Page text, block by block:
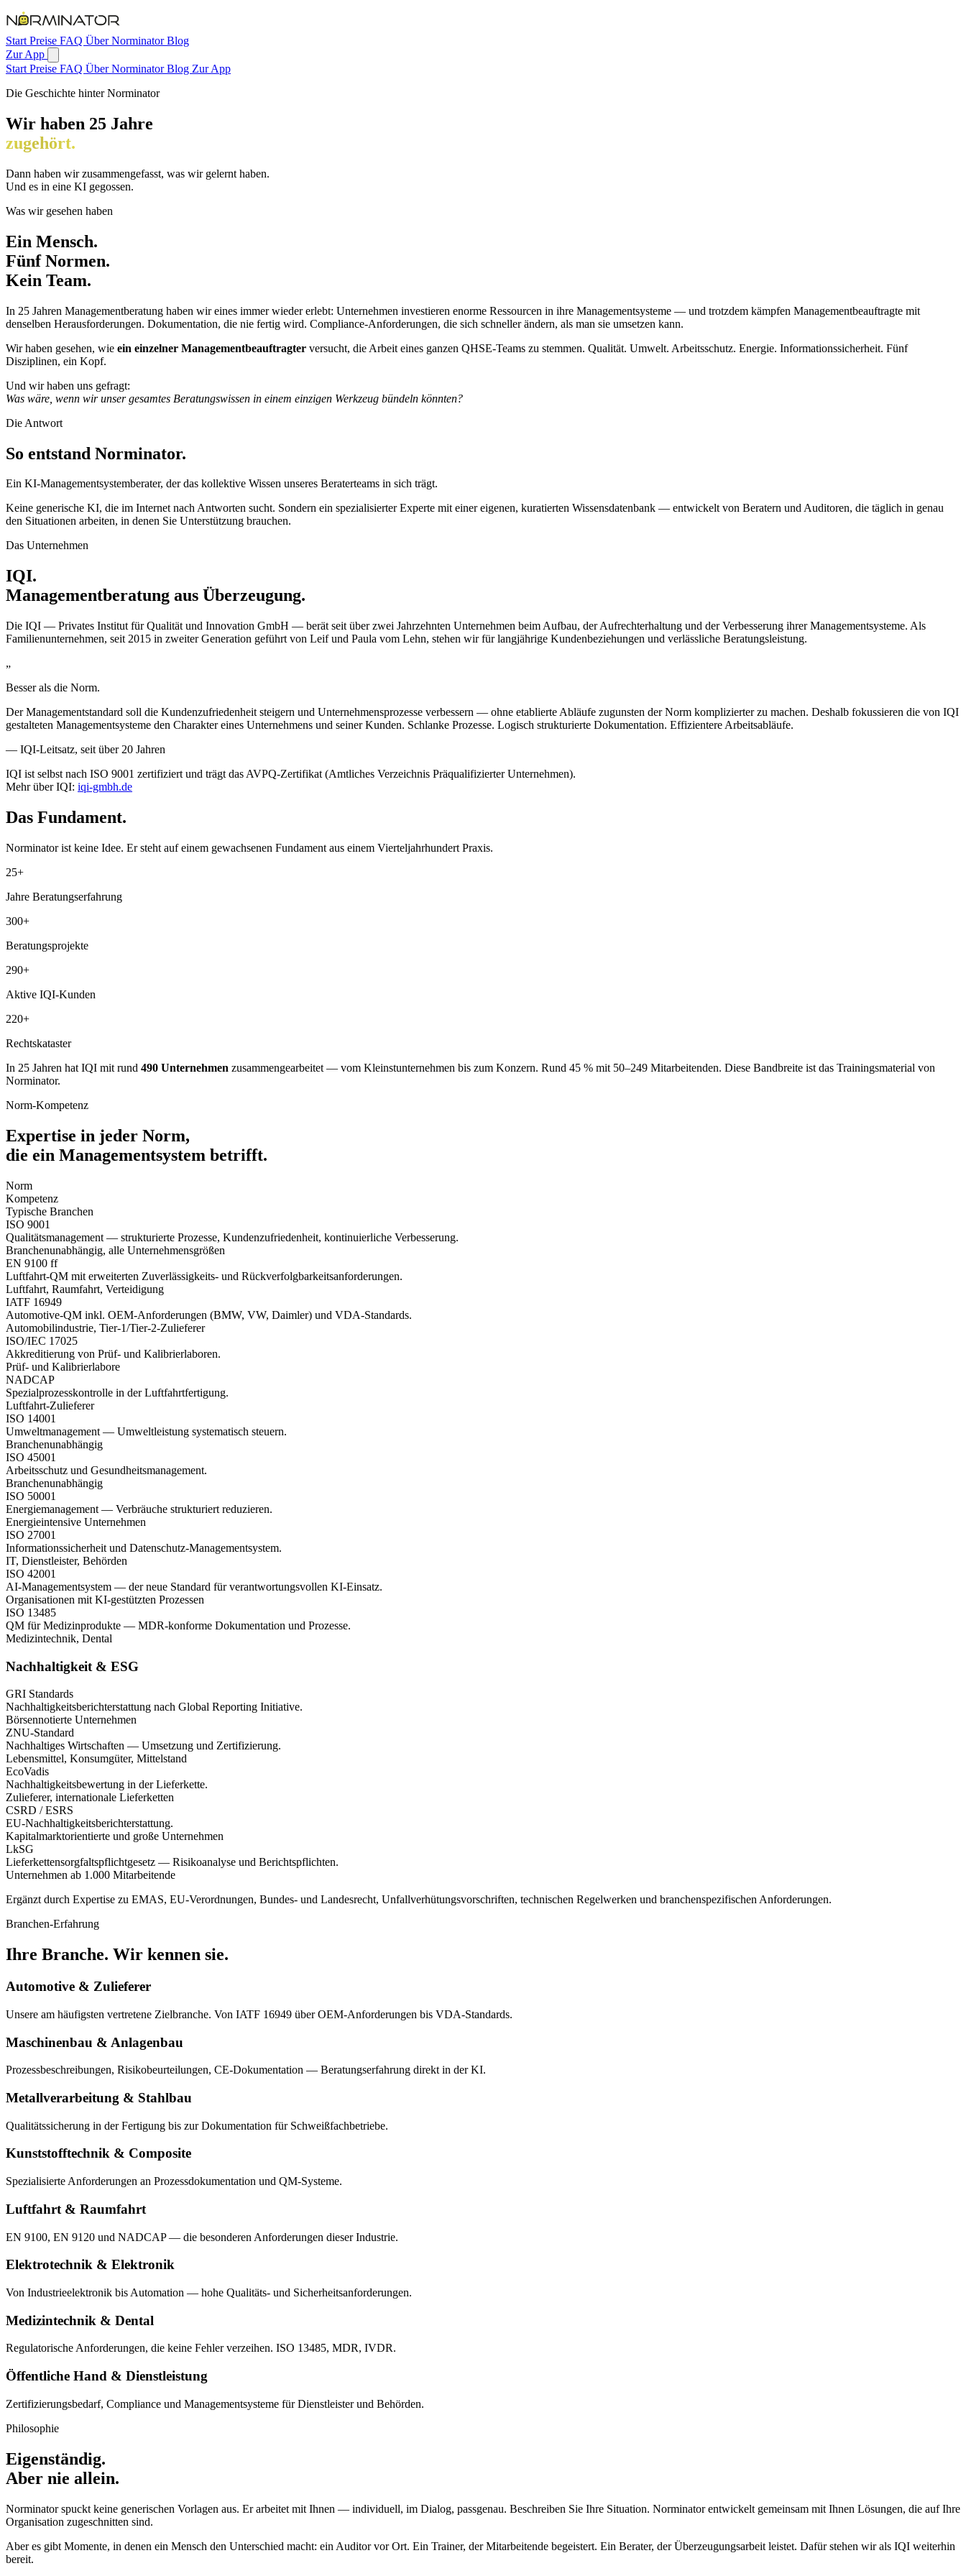
Zum Hauptinhalt springen
Start Preise FAQ Über NorminatorBlog
Zur App
Start Preise FAQ Über NorminatorBlog Zur App
Die Geschichte hinter Norminator
Wir haben 25 Jahre
zugehört.
Dann haben wir zusammengefasst, was wir gelernt haben.
Und es in eine KI gegossen.
Was wir gesehen haben
Ein Mensch.
Fünf Normen.
Kein Team.
In 25 Jahren Managementberatung haben wir eines immer wieder erlebt: Unternehmen investieren enorme Ressourcen in ihre Managementsysteme — und trotzdem kämpfen Managementbeauftragte mit
denselben Herausforderungen. Dokumentation, die nie fertig wird. Compliance-Anforderungen, die sich schneller ändern, als man sie umsetzen kann.
Wir haben gesehen, wie ein einzelner Managementbeauftragter versucht, die Arbeit eines ganzen QHSE-Teams zu stemmen. Qualität. Umwelt. Arbeitsschutz. Energie. Informationssicherheit. Fünf
Disziplinen, ein Kopf.
Und wir haben uns gefragt:
Was wäre, wenn wir unser gesamtes Beratungswissen in einem einzigen Werkzeug bündeln könnten?
Die Antwort
So entstand Norminator.
Ein KI-Managementsystemberater, der das kollektive Wissen unseres Beraterteams in sich trägt.
Keine generische KI, die im Internet nach Antworten sucht. Sondern ein spezialisierter Experte mit einer eigenen, kuratierten Wissensdatenbank — entwickelt von Beratern und Auditoren, die täglich in genau
den Situationen arbeiten, in denen Sie Unterstützung brauchen.
Das Unternehmen
IQI.
Managementberatung aus Überzeugung.
Die IQI — Privates Institut für Qualität und Innovation GmbH — berät seit über zwei Jahrzehnten Unternehmen beim Aufbau, der Aufrechterhaltung und der Verbesserung ihrer Managementsysteme. Als
Familienunternehmen, seit 2015 in zweiter Generation geführt von Leif und Paula vom Lehn, stehen wir für langjährige Kundenbeziehungen und verlässliche Beratungsleistung.
„
Besser als die Norm.
Der Managementstandard soll die Kundenzufriedenheit steigern und Unternehmensprozesse verbessern — ohne etablierte Abläufe zugunsten der Norm komplizierter zu machen. Deshalb fokussieren die von IQI
gestalteten Managementsysteme den Charakter eines Unternehmens und seiner Kunden. Schlanke Prozesse. Logisch strukturierte Dokumentation. Effizientere Arbeitsabläufe.
— IQI-Leitsatz, seit über 20 Jahren
IQI ist selbst nach ISO 9001 zertifiziert und trägt das AVPQ-Zertifikat (Amtliches Verzeichnis Präqualifizierter Unternehmen).
Mehr über IQI: iqi-gmbh.de
Das Fundament.
Norminator ist keine Idee. Er steht auf einem gewachsenen Fundament aus einem Vierteljahrhundert Praxis.
25+
Jahre Beratungs­erfahrung
300+
Beratungs­projekte
290+
Aktive IQI-Kunden
220+
Rechts­kataster
In 25 Jahren hat IQI mit rund 490 Unternehmen zusammengearbeitet — vom Kleinstunternehmen bis zum Konzern. Rund 45 % mit 50–249 Mitarbeitenden. Diese Bandbreite ist das Trainingsmaterial von
Norminator.
Norm-Kompetenz
Expertise in jeder Norm,
die ein Managementsystem betrifft.
Norm
Kompetenz
Typische Branchen
ISO 9001
Qualitätsmanagement — strukturierte Prozesse, Kundenzufriedenheit, kontinuierliche Verbesserung.
Branchenunabhängig, alle Unternehmensgrößen
EN 9100 ff
Luftfahrt-QM mit erweiterten Zuverlässigkeits- und Rückverfolgbarkeits­anforderungen.
Luftfahrt, Raumfahrt, Verteidigung
IATF 16949
Automotive-QM inkl. OEM-Anforderungen (BMW, VW, Daimler) und VDA-Standards.
Automobilindustrie, Tier-1/Tier-2-Zulieferer
ISO/IEC 17025
Akkreditierung von Prüf- und Kalibrierlaboren.
Prüf- und Kalibrierlabore
NADCAP
Spezialprozess­kontrolle in der Luftfahrtfertigung.
Luftfahrt-Zulieferer
ISO 14001
Umweltmanagement — Umweltleistung systematisch steuern.
Branchenunabhängig
ISO 45001
Arbeitsschutz und Gesundheitsmanagement.
Branchenunabhängig
ISO 50001
Energiemanagement — Verbräuche strukturiert reduzieren.
Energieintensive Unternehmen
ISO 27001
Informationssicherheit und Datenschutz-Managementsystem.
IT, Dienstleister, Behörden
ISO 42001
AI-Managementsystem — der neue Standard für verantwortungsvollen KI-Einsatz.
Organisationen mit KI-gestützten Prozessen
ISO 13485
QM für Medizinprodukte — MDR-konforme Dokumentation und Prozesse.
Medizintechnik, Dental
Nachhaltigkeit & ESG
GRI Standards
Nachhaltigkeits­berichterstattung nach Global Reporting Initiative.
Börsennotierte Unternehmen
ZNU-Standard
Nachhaltiges Wirtschaften — Umsetzung und Zertifizierung.
Lebensmittel, Konsumgüter, Mittelstand
EcoVadis
Nachhaltigkeitsbewertung in der Lieferkette.
Zulieferer, internationale Lieferketten
CSRD / ESRS
EU-Nachhaltigkeits­berichterstattung.
Kapitalmarktorientierte und große Unternehmen
LkSG
Lieferkettensorgfaltspflicht­gesetz — Risikoanalyse und Berichtspflichten.
Unternehmen ab 1.000 Mitarbeitende
Ergänzt durch Expertise zu EMAS, EU-Verordnungen, Bundes- und Landesrecht, Unfallverhütungs­vorschriften, technischen Regelwerken und branchenspezifischen Anforderungen.
Branchen-Erfahrung
Ihre Branche. Wir kennen sie.
Automotive & Zulieferer
Unsere am häufigsten vertretene Zielbranche. Von IATF 16949 über OEM-Anforderungen bis VDA-Standards.
Maschinenbau & Anlagenbau
Prozessbeschreibungen, Risikobeurteilungen, CE-Dokumentation — Beratungserfahrung direkt in der KI.
Metallverarbeitung & Stahlbau
Qualitätssicherung in der Fertigung bis zur Dokumentation für Schweißfachbetriebe.
Kunststofftechnik & Composite
Spezialisierte Anforderungen an Prozessdokumentation und QM-Systeme.
Luftfahrt & Raumfahrt
EN 9100, EN 9120 und NADCAP — die besonderen Anforderungen dieser Industrie.
Elektrotechnik & Elektronik
Von Industrieelektronik bis Automation — hohe Qualitäts- und Sicherheits­anforderungen.
Medizintechnik & Dental
Regulatorische Anforderungen, die keine Fehler verzeihen. ISO 13485, MDR, IVDR.
Öffentliche Hand & Dienstleistung
Zertifizierungs­bedarf, Compliance und Managementsysteme für Dienstleister und Behörden.
Philosophie
Eigenständig.
Aber nie allein.
Norminator spuckt keine generischen Vorlagen aus. Er arbeitet mit Ihnen — individuell, im Dialog, passgenau. Beschreiben Sie Ihre Situation. Norminator entwickelt gemeinsam mit Ihnen Lösungen, die auf Ihre
Organisation zugeschnitten sind.
Aber es gibt Momente, in denen ein Mensch den Unterschied macht: ein Auditor vor Ort. Ein Trainer, der Mitarbeitende begeistert. Ein Berater, der Überzeugungsarbeit leistet. Dafür stehen wir als IQI weiterhin
bereit.